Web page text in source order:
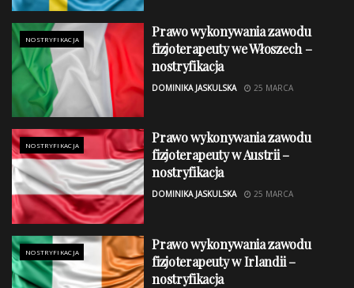
NOSTRYFIKACJA
Prawo wykonywania zawodu
fizjoterapeuty we Włoszech –
nostryfikacja
DOMINIKA JASKULSKA 25 MARCA
NOSTRYFIKACJA
Prawo wykonywania zawodu
fizjoterapeuty w Austrii –
nostryfikacja
DOMINIKA JASKULSKA 25 MARCA
NOSTRYFIKACJA
Prawo wykonywania zawodu
fizjoterapeuty w Irlandii –
nostryfikacja